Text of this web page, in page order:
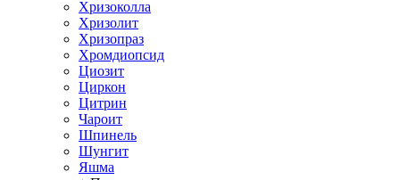
Хризоколла
Хризолит
Хризопраз
Хромдиопсид
Циозит
Циркон
Цитрин
Чароит
Шпинель
Шунгит
Яшма